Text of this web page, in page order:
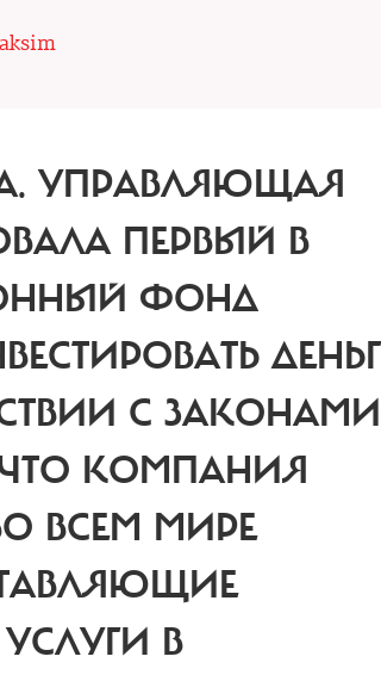
УПРАВЛЯЮЩАЯ
ПЕРВЫЙ В
ФОНД
С ЗАКОНАМИ
КОМПАНИЯ
ВСЕМ МИРЕ
В